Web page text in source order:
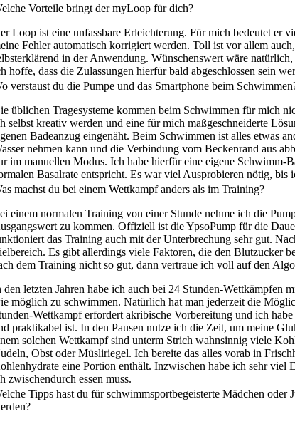
Vorteile bringt der myLoop für dich?
Loop ist eine unfassbare Erleichterung. Für mich bedeutet er
Fehler automatisch korrigiert werden. Toll ist vor allem
in der Anwendung. Wünschenswert wäre
hoffe, dass die Zulassungen hierfür bald abgeschlossen sein
verstaust du die Pumpe und das Smartphone beim
üblichen Tragesysteme kommen beim Schwimmen für mich
selbst kreativ werden und eine für mich maßgeschneiderte
Badeanzug eingenäht. Beim Schwimmen ist alles etwas
nehmen kann und die Verbindung vom Beckenrand aus
im manuellen Modus. Ich habe hierfür eine eigene Schwimm-
Basalrate entspricht. Es war viel Ausprobieren nötig, bis
machst du bei einem Wettkampf anders als im Training?
einem normalen Training von einer Stunde nehme ich die
zu kommen. Offiziell ist die YpsoPump für die
das Training auch mit der Unterbrechung sehr gut.
Es gibt allerdings viele Faktoren, die den Blutzucker
dem Training nicht so gut, dann vertraue ich voll auf den
den letzten Jahren habe ich auch bei 24 Stunden-Wettkämpfen
möglich zu schwimmen. Natürlich hat man jederzeit die
Wettkampf erfordert akribische Vorbereitung und ich
praktikabel ist. In den Pausen nutze ich die Zeit, um meine
solchen Wettkampf sind unterm Strich wahnsinnig viele
Obst oder Müsliriegel. Ich bereite das alles vorab in
eine Portion enthält. Inzwischen habe ich sehr
zwischendurch essen muss.
Tipps hast du für schwimmsportbegeisterte Mädchen